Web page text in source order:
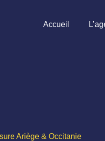
Accueil
Ariège & Occitanie